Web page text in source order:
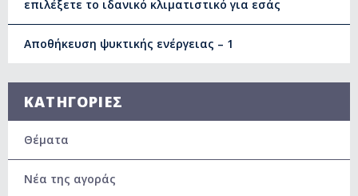
επιλέξετε το ιδανικό κλιματιστικό για εσάς
Αποθήκευση ψυκτικής ενέργειας – 1
ΚΑΤΗΓΟΡΙΕΣ
Θέματα
Νέα της αγοράς